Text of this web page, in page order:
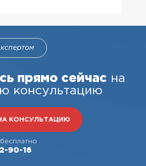
прямо сейчас на
консультацию
КОНСУЛЬТАЦИЮ
90-16